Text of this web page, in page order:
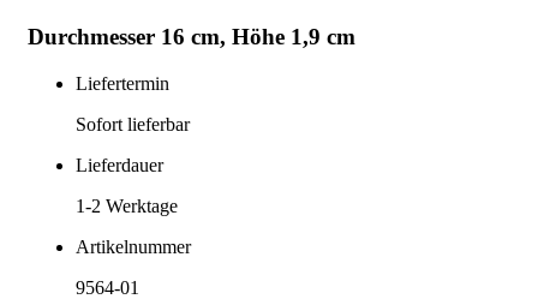
Durchmesser 16 cm, Höhe 1,9 cm
Liefertermin
Sofort lieferbar
Lieferdauer
1-2 Werktage
Artikelnummer
9564-01